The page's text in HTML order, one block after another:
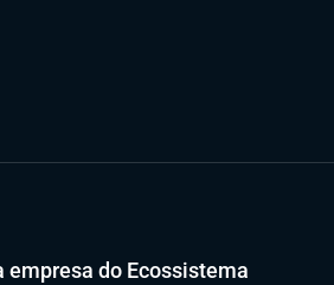
empresa do Ecossistema